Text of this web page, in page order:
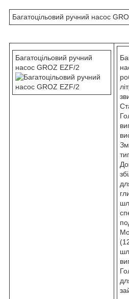
Багатоцільовий ручний насос
Багатоцільовий ручний
насос GROZ EZF/2